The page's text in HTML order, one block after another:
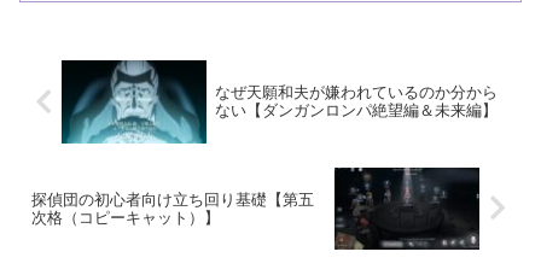
なぜ天願和夫が嫌われているのか分から
ない【ダンガンロンパ絶望編＆未来編】
探偵団の初心者向け立ち回り基礎【第五
次格（コピーキャット）】